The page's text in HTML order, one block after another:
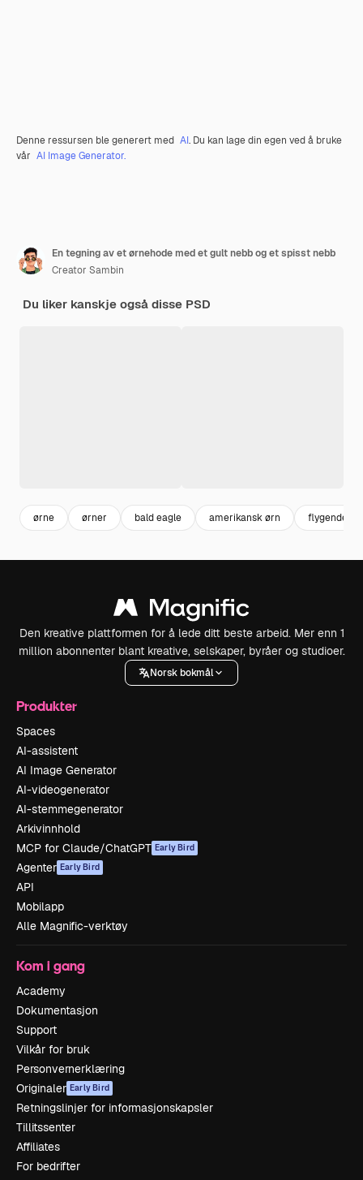
Denne ressursen ble generert med AI. Du kan lage din egen ved å bruke
vår AI Image Generator.
En tegning av et ørnehode med et gult nebb og et spisst nebb
Creator Sambin
Du liker kanskje også disse PSD
ørne ørner bald eagle amerikansk ørn flygende
Den kreative plattformen for å lede ditt beste arbeid. Mer enn 1
million abonnenter blant kreative, selskaper, byråer og studioer.
Norsk bokmål
Produkter
Spaces
AI-assistent
AI Image Generator
AI-videogenerator
AI-stemmegenerator
Arkivinnhold
MCP for Claude/ChatGPT Early Bird
Agenter Early Bird
API
Mobilapp
Alle Magnific-verktøy
Kom i gang
Academy
Dokumentasjon
Support
Vilkår for bruk
Personvernerklæring
Originaler Early Bird
Retningslinjer for informasjonskapsler
Tillitssenter
Affiliates
For bedrifter